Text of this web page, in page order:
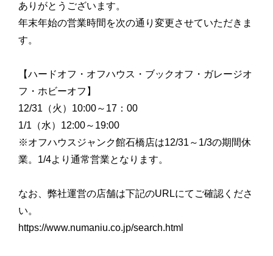
ありがとうございます。
年末年始の営業時間を次の通り変更させていただきま
す。
【ハードオフ・オフハウス・ブックオフ・ガレージオ
フ・ホビーオフ】
12/31（火）10:00～17：00
1/1（水）12:00～19:00
※オフハウスジャンク館石橋店は12/31～1/3の期間休
業。1/4より通常営業となります。
なお、弊社運営の店舗は下記のURLにてご確認くださ
い。
https://www.numaniu.co.jp/search.html